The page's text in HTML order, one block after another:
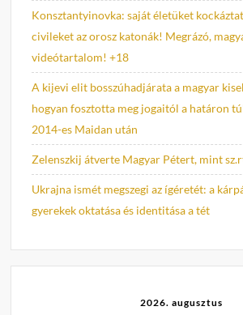
Konsztantyinovka: saját életüket
civileket az orosz katonák! Megrázó,
videótartalom! +18
A kijevi elit bosszúhadjárata a magyar
hogyan fosztotta meg jogaitól a határon
2014-es Maidan után
Zelenszkij átverte Magyar Pétert, mint
Ukrajna ismét megszegi az ígéretét: a
gyerekek oktatása és identitása a tét
2026. augusztus